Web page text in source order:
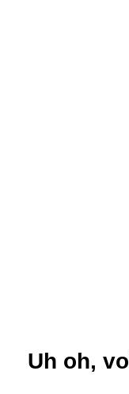
Uh oh,